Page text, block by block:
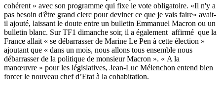
cohérent » avec son programme qui fixe le vote obligatoire. «Il n'y a
pas besoin d'être grand clerc pour deviner ce que je vais faire» avait-
il ajouté, laissant le doute entre un bulletin Emmanuel Macron ou un
bulletin blanc. Sur TF1 dimanche soir, il a également affirmé que la
France allait « se débarrasser de Marine Le Pen à cette élection »
ajoutant que « dans un mois, nous allons tous ensemble nous
débarrasser de la politique de monsieur Macron ». « A la
manœuvre » pour les législatives, Jean-Luc Mélenchon entend bien
forcer le nouveau chef d’Etat à la cohabitation.